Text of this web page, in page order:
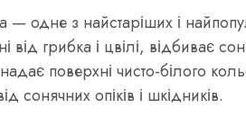
— одне з найстаріших і
від грибка і цвілі, відбиває
поверхні чисто-білого
сонячних опіків і шкідників.